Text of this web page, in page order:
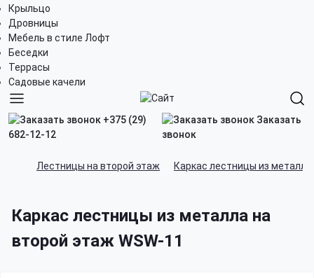
Крыльцо
Дровницы
Мебель в стиле Лофт
Беседки
Террасы
Садовые качели
+375 (29)
682-12-12
Заказать
звонок
Лестницы на второй этаж Каркас лестницы из металла
Каркас лестницы из металла на
второй этаж WSW-11